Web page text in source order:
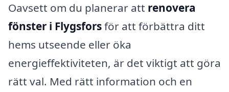
Oavsett om du planerar att renovera
fönster i Flygsforsför att förbättra ditt
hems utseende eller öka
energieffektiviteten, är det viktigt att göra
rätt val. Med rätt information och en